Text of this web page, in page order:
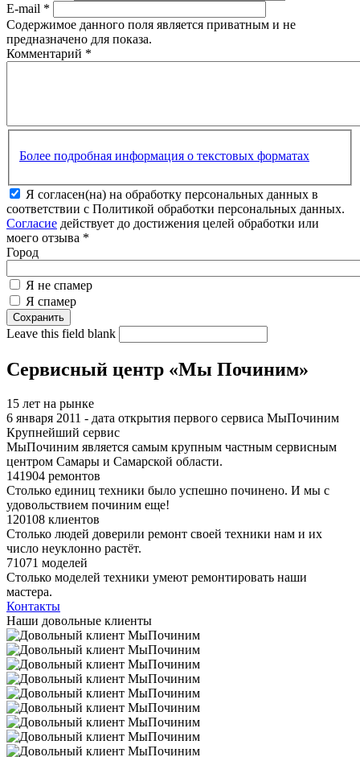
E-mail *
Содержимое данного поля является приватным и не
предназначено для показа.
Комментарий *
Более подробная информация о текстовых форматах
Я согласен(на) на обработку персональных данных в
соответствии с Политикой обработки персональных данных.
Согласие действует до достижения целей обработки или
моего отзыва *
Город
Я не спамер
Я спамер
Leave this field blank
Сервисный центр «Мы Починим»
15 лет на рынке
6 января 2011 - дата открытия первого сервиса МыПочиним
Крупнейший сервис
МыПочиним является самым крупным частным сервисным
центром Самары и Самарской области.
141904 ремонтов
Столько единиц техники было успешно починено. И мы с
удовольствием починим еще!
120108 клиентов
Столько людей доверили ремонт своей техники нам и их
число неуклонно растёт.
71071 моделей
Столько моделей техники умеют ремонтировать наши
мастера.
Контакты
Наши довольные клиенты